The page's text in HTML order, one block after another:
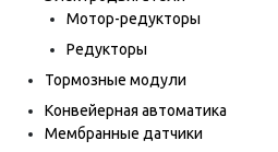
Мотор-редукторы
Редукторы
Тормозные модули
Конвейерная автоматика
Мембранные датчики